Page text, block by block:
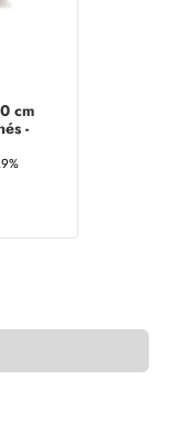
cm
-